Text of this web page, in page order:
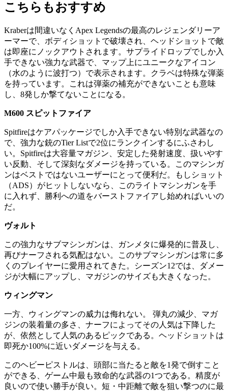
こちらもおすすめ
Kraberは間違いなくApex Legendsの最高のレジェンダリーア
ーマーで、ボディショットで破壊され、ヘッドショットで敵
は即座にノックアウトされます。サプライドロップでしか入
手できない強力な武器で、マップ上にユニークなアイコン
（水のように波打つ）で表示されます。クラベは特殊な弾薬
を持っています。これは弾薬の補充ができないことも意味
し、8発しか撃てないことになる。
M600 スピットファイア
Spitfireはケアパッケージでしか入手できない特別な武器なの
で、強力な銃のTier Listで2位にランクインするにふさわし
い。Spitfireは大容量マガジン、安定した発射速度、扱いやす
い反動、そして深刻なダメージを持っている。このマシンガ
ンはベストではないユーザーにとって便利だ。もしショット
（ADS）がヒットしないなら、このライトマシンガンを手
に入れず、勝利への道をバーストファイアし始めればいいの
だ。
ヴォルト
この強力なサブマシンガンは、ガンメタに爆発的に普及し、
再びナーフされる気配はない。このサブマシンガンは常に多
くのプレイヤーに愛用されてきた。シーズン12では、ダメー
ジが大幅にアップし、マガジンのサイズも大きくなった。
ウィングマン
一方、ウィングマンの威力は侮れない。 弾丸の減少、マガ
ジンの装着量の多さ、ナーフによってその人気は下降した
が、依然として人気のあるピックである。ヘッドショットは
即死か100%に近いダメージを与える。
このヘビーピストルは、頭部に当たると敵を1発で倒すこと
ができる、ゲーム中最も致命的な武器の1つである。精度が
良いので使い勝手が良い。短・中距離で敵を狙い撃つのに最